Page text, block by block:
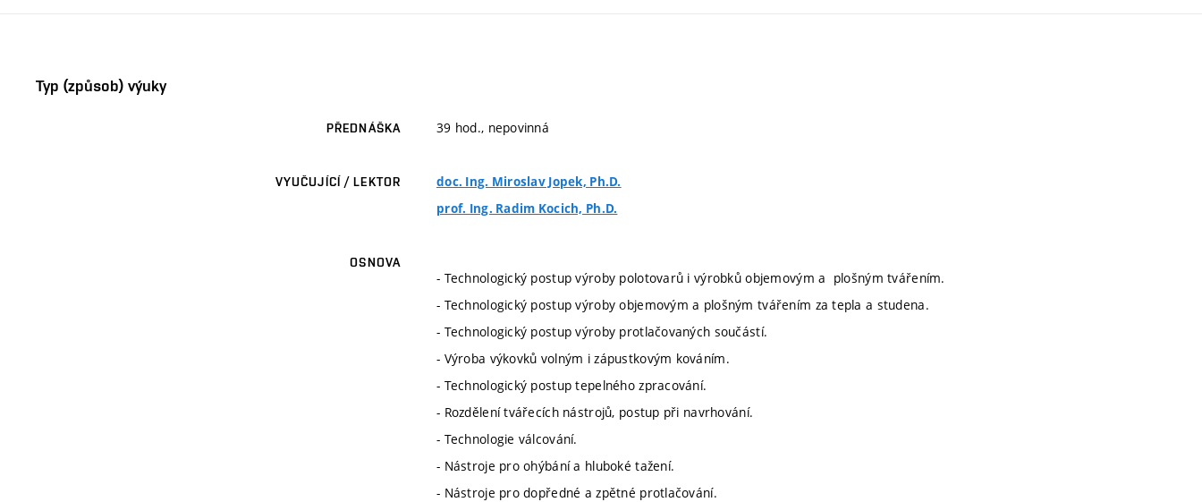
Typ (způsob) výuky
PŘEDNÁŠKA 39 hod., nepovinná
VYUČUJÍCÍ / LEKTOR
doc. Ing. Miroslav Jopek, Ph.D.
prof. Ing. Radim Kocich, Ph.D.
OSNOVA
- Technologický postup výroby polotovarů i výrobků objemovým a plošným tvářením.
- Technologický postup výroby objemovým a plošným tvářením za tepla a studena.
- Technologický postup výroby protlačovaných součástí.
- Výroba výkovků volným i zápustkovým kováním.
- Technologický postup tepelného zpracování.
- Rozdělení tvářecích nástrojů, postup při navrhování.
- Technologie válcování.
- Nástroje pro ohýbání a hluboké tažení.
- Nástroje pro dopředné a zpětné protlačování.